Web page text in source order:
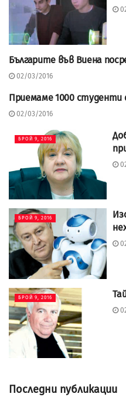
БРОЙ 9, 2016
Българите във Виена
02/03/2016
БРОЙ 9, 2016
Приемаме 1000 студенти
02/03/2016
БРОЙ 9, 2016
БРОЙ 9, 2016
БРОЙ 9, 2016
Последни публикации